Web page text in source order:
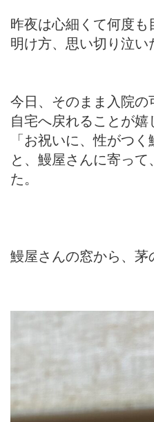
昨夜は心細くて何度も
明け方、思い切り泣
今日、そのまま入院の
自宅へ戻れることが嬉
「お祝いに、性がつ
と、鰻屋さんに寄っ
た。
鰻屋さんの窓から、茅